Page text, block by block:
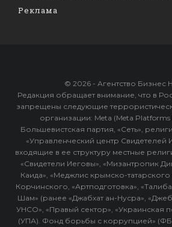
Реклама
© 2026 - Агентство Бизнес
Редакция обращает внимание, что в
запрещены следующие
организации: Meta (Meta
Большевистская партия, «Сеть»,
«Управленческий центр Свидетелей
входящие в ее структуру местные
«Свидетели Иеговы», «Мизантропик
Каида», «Меджлис крымско-татарского
Корчинского, «Артподготовка»,
Шам» (ранее «Джабхат ан-Нусра»,
УНСО», «Правый сектор», «Украинская
(УПА). Фонд борьбы с коррупцией»